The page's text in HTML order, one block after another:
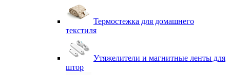
Термостежка для домашнего
текстиля
Утяжелители и магнитные ленты для
штор